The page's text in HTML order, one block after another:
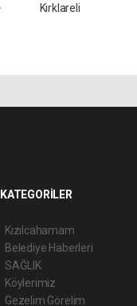
Kırklareli
KATEGORİLER
Kızılcahamam
Belediye Haberleri
SAĞLIK
Köylerimiz
Gezelim Görelim